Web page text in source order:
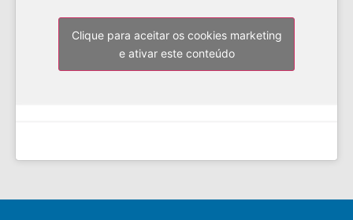
Clique para aceitar os cookies marketing
e ativar este conteúdo